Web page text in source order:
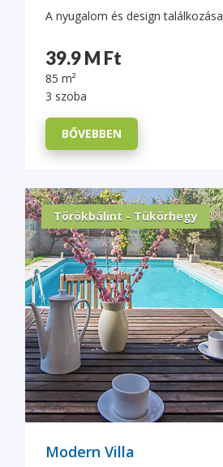
A nyugalom és design találkozása
39.9 M Ft
85 m²
3 szoba
BŐVEBBEN
Törökbálint - Tükörhegy
Modern Villa